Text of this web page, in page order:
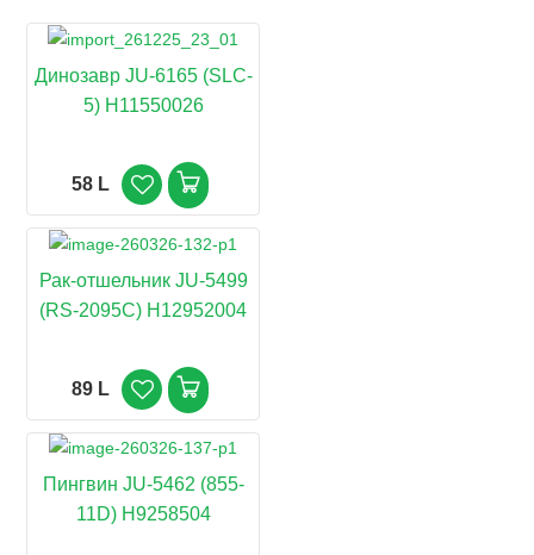
Динозавр JU-6165 (SLC-
5) H11550026
58 L
Рак-отшельник JU-5499
(RS-2095C) H12952004
89 L
Пингвин JU-5462 (855-
11D) H9258504